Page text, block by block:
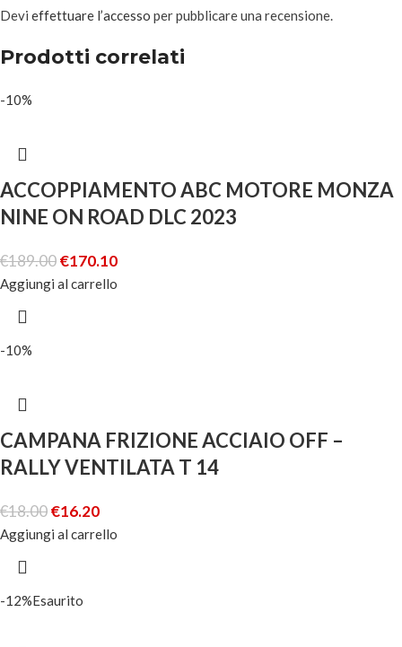
Devi effettuare l’accesso per pubblicare una recensione.
Prodotti correlati
-10%
ACCOPPIAMENTO ABC MOTORE MONZA
NINE ON ROAD DLC 2023
€189.00€170.10
Aggiungi al carrello
-10%
CAMPANA FRIZIONE ACCIAIO OFF –
RALLY VENTILATA T 14
€18.00€16.20
Aggiungi al carrello
-12%Esaurito